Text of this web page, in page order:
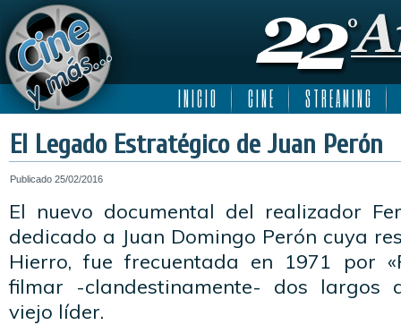
I N I C I O C I N E S T R E A M I N G
El Legado Estratégico de Juan Perón
Publicado 25/02/2016
El nuevo documental del realizador
dedicado a Juan Domingo Perón cuya
Hierro, fue frecuentada en 1971 por
filmar -clandestinamente- dos largos
viejo líder.